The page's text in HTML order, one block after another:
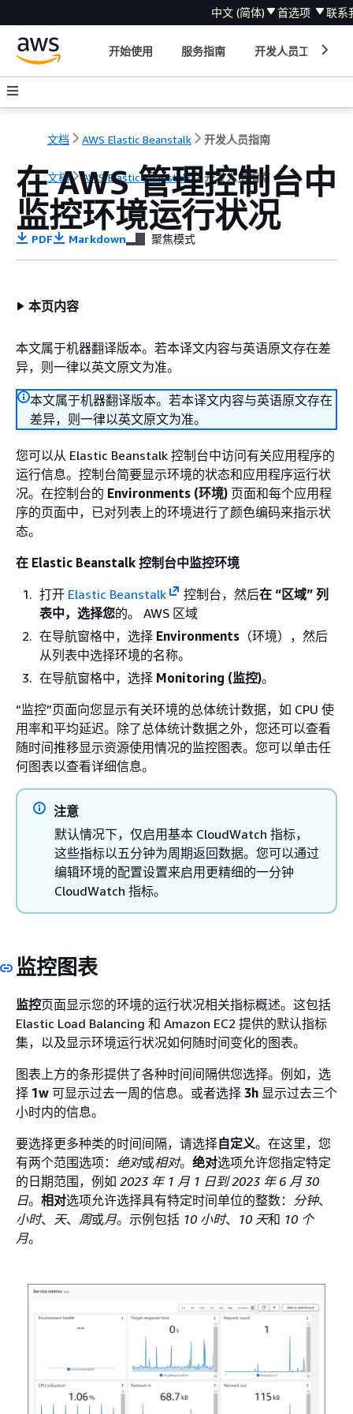
中文 (简体) 首选项 联系
开始使用 服务指南 开发人员工具
文档 AWS Elastic Beanstalk 开发人员指南
文档 AWS Elastic Beanstalk 开发人员指南
在 AWS 管理控制台中
监控环境运行状况
PDF Markdown 聚焦模式
本页内容
本文属于机器翻译版本。若本译文内容与英语原文存在差
异，则一律以英文原文为准。
本文属于机器翻译版本。若本译文内容与英语原文存在
差异，则一律以英文原文为准。
您可以从 Elastic Beanstalk 控制台中访问有关应用程序的
运行信息。控制台简要显示环境的状态和应用程序运行状
况。在控制台的 Environments (环境) 页面和每个应用程
序的页面中，已对列表上的环境进行了颜色编码来指示状
态。
在 Elastic Beanstalk 控制台中监控环境
打开 Elastic Beanstalk 控制台，然后在 “区域” 列
表中，选择您的。 AWS 区域
在导航窗格中，选择 Environments （环境），然后
从列表中选择环境的名称。
在导航窗格中，选择 Monitoring (监控)。
“监控”页面向您显示有关环境的总体统计数据，如 CPU 使
用率和平均延迟。除了总体统计数据之外，您还可以查看
随时间推移显示资源使用情况的监控图表。您可以单击任
何图表以查看详细信息。
注意
默认情况下，仅启用基本 CloudWatch 指标，
这些指标以五分钟为周期返回数据。您可以通过
编辑环境的配置设置来启用更精细的一分钟
CloudWatch 指标。
监控图表
监控页面显示您的环境的运行状况相关指标概述。这包括
Elastic Load Balancing 和 Amazon EC2 提供的默认指标
集，以及显示环境运行状况如何随时间变化的图表。
图表上方的条形提供了各种时间间隔供您选择。例如，选
择 1w 可显示过去一周的信息。或者选择 3h 显示过去三个
小时内的信息。
要选择更多种类的时间间隔，请选择自定义。在这里，您
有两个范围选项： 绝对或相对。 绝对选项允许您指定特定
的日期范围，例如 2023 年 1 月 1 日到 2023 年 6 月 30
日。 相对选项允许选择具有特定时间单位的整数： 分钟、
小时、 天、 周或月。示例包括 10 小时、 10 天和 10 个
月。